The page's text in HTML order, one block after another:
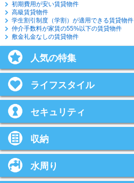
初期費用が安い賃貸物件
高級賃貸物件
学生割引制度（学割）が適用できる賃貸物件
仲介手数料が家賃の55%以下の賃貸物件
敷金礼金なしの賃貸物件
人気の特集
ライフスタイル
セキュリティ
収納
水周り